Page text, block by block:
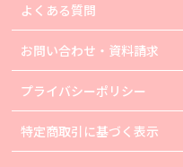
よくある質問
お問い合わせ・資料請求
プライバシーポリシー
特定商取引に基づく表示